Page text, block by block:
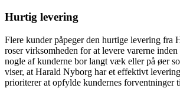
Hurtig levering
Flere kunder påpeger den hurtige levering fra
roser virksomheden for at levere varerne
nogle af kunderne bor langt væk eller på øer
viser, at Harald Nyborg har et effektivt
prioriterer at opfylde kundernes forventninger